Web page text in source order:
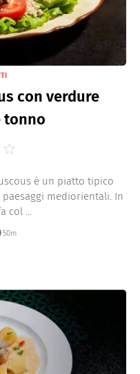
con verdure
tonno
è un piatto tipico
mediorientali. In
col ...
50m